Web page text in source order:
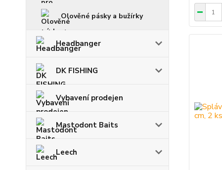
Olověné pásky a bužírky
Headbanger
DK FISHING
Vybavení prodejen
Mastodont Baits
Leech